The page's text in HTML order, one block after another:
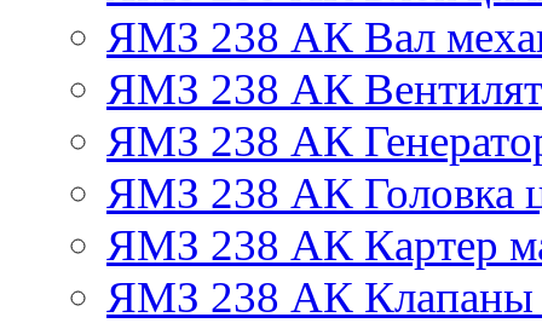
ЯМЗ 238 АК Вал
ЯМЗ 238 АК
ЯМЗ 238 АК
ЯМЗ 238 АК Головка
ЯМЗ 238 АК Картер
ЯМЗ 238 АК Клапаны